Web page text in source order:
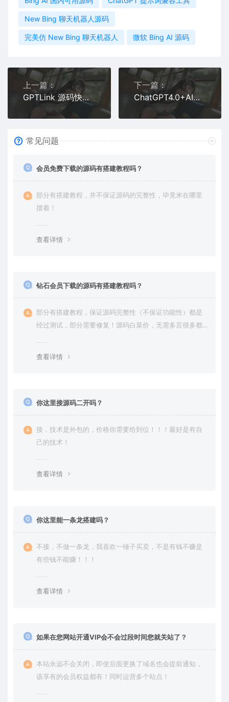
New Bing 聊天机器人源码
完美仿 New Bing 聊天机器人 微软 Bing AI 源码
上一篇：
GPTLink 源码快速搭建 ChatGPT 商用站点
下一篇：
ChatGPT4.0+AI绘画一体式程序源码
常见问题
会员免费下载的源码有搭建教程吗？
部分有搭建教程，并不保证源码的完整性，毕竟米在哪里
摆着！
查看详情
钻石会员下载的源码有搭建教程吗？
部分有搭建教程，保证源码完整性（不保证功能性）都是
经过测试，部分需要修复！源码白菜价，无需多言很多都
查看详情
你这里接源码二开吗？
接，技术是外包的，价格你需要给到位！！！最好是有自
己的技术！
查看详情
你这里能一条龙搭建吗？
不接，不做一条龙，我喜欢一锤子买卖，不是有钱不赚是
有些钱不能赚！！！
查看详情
如果在您网站开通VIP会不会过段时间您就关站了？
本站永远不会关闭，即使后面更换了域名也会提前通知，
该享有的会员权益都有！同时运营多个站点！